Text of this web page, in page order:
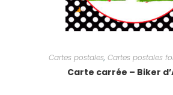
Cartes postales, Cartes postales
Carte carrée – Biker